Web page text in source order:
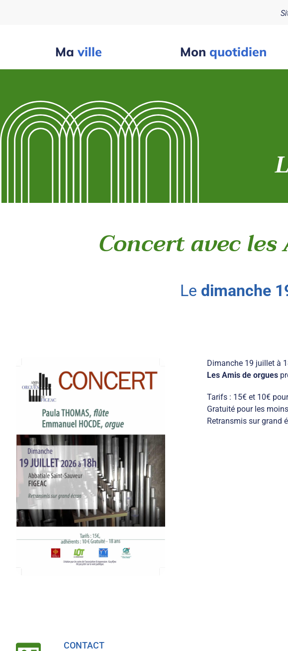
Ma ville Mon quotidien
Concert avec les
le dimanche
Dimanche 19 juillet à
Les Amis de orgues
Tarifs : 15€ et 10€
Gratuité pour les
Retransmis sur grand
CONTACT